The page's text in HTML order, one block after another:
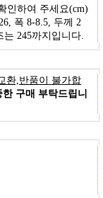
인하여 주세요(cm)
폭 8-8.5, 두께 2
는 245까지입니다.
환,반품이 불가합
한 구매 부탁드립니